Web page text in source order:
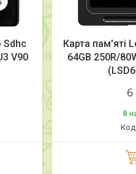
Sdhc
V90
Карта пам'яті
64GB 250R/
В